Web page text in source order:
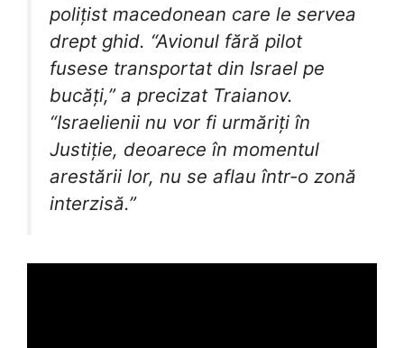
polițist macedonean care le servea
drept ghid. “Avionul fără pilot
fusese transportat din Israel pe
bucăți,” a precizat Traianov.
“Israelienii nu vor fi urmăriți în
Justiție, deoarece în momentul
arestării lor, nu se aflau într-o zonă
interzisă.”